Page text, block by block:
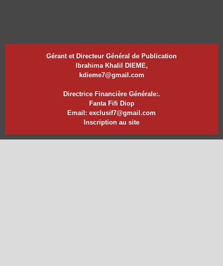
Gérant et Directeur Général de Publication
Ibrahima Khalil DIEME,
kdieme7@gmail.com
Directrice Financière Générale:.
Fanta Fifi Diop
Email: exclusif7@gmail.com
Inscription au site